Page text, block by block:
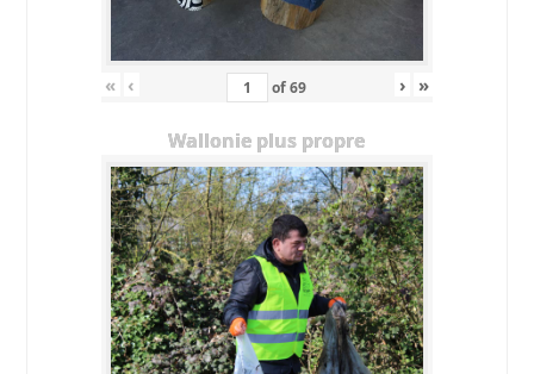
« ‹ of69 › »
Wallonie plus propre